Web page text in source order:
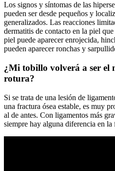
Los signos y síntomas de las
pueden ser desde pequeños y
generalizados. Las reacciones
dermatitis de contacto en la piel
piel puede aparecer enrojecida,
pueden aparecer ronchas y
¿Mi tobillo volverá a ser el
rotura?
Si se trata de una lesión de
una fractura ósea estable, es muy
al de antes. Con ligamentos más
siempre hay alguna diferencia en